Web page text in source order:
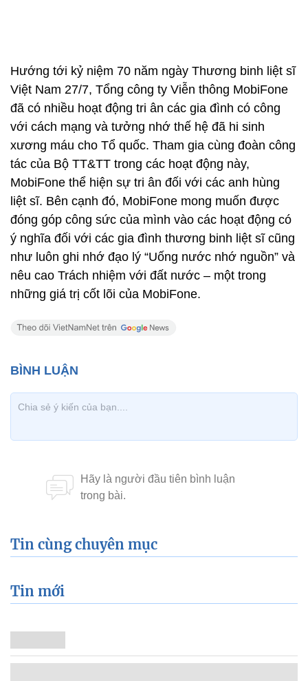
Hướng tới kỷ niệm 70 năm ngày Thương binh liệt sĩ
Việt Nam 27/7, Tổng công ty Viễn thông MobiFone
đã có nhiều hoạt động tri ân các gia đình có công
với cách mạng và tưởng nhớ thế hệ đã hi sinh
xương máu cho Tổ quốc. Tham gia cùng đoàn công
tác của Bộ TT&TT trong các hoạt động này,
MobiFone thể hiện sự tri ân đối với các anh hùng
liệt sĩ. Bên cạnh đó, MobiFone mong muốn được
đóng góp công sức của mình vào các hoạt động có
ý nghĩa đối với các gia đình thương binh liệt sĩ cũng
như luôn ghi nhớ đạo lý “Uống nước nhớ nguồn” và
nêu cao Trách nhiệm với đất nước – một trong
những giá trị cốt lõi của MobiFone.
Tin cùng chuyên mục
Tin mới